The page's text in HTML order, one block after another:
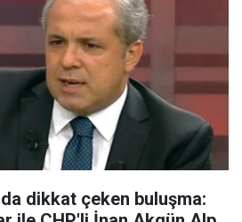
dikkat çeken buluşma: